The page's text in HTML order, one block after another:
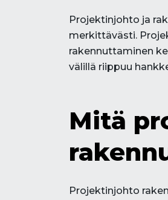
Projektinjohto ja
merkittävästi.
rakennuttaminen
välillä riippuu
Mitä
Projektinjohto